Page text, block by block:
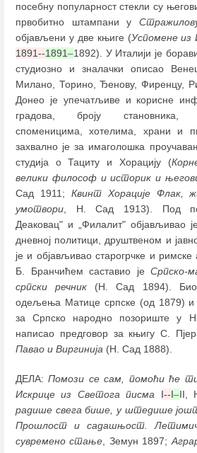
посебну популарност стекли су
првобитно штампани у
објављени у две књиге (Успомене из
1891--1891–1892). У Италији је
студиозно и зналачки описао
Милано, Торино, Ђенову, Фиренцу,
Донео је упечатљиве и корисне
градова, броју становника,
споменицима, хотелима, храни и
захвално је за имаголошка
студија о Тациту и Хорацију (
велики философ и историк и
Сад 1911; Квинт Хорације Флак,
умотвори, Н. Сад 1913). Под
Деаковац" и „Филалит" објављивао
дневној политици, друштвеном и
је и објављивао старогрчке и
Б. Бранчићем саставио је Српско-
српски речник (Н. Сад 1894). Био
одељења Матице српске (од 1879) и
за Српско народно позориште у
написао предговор за књигу С.
Павао и Виргинија (Н. Сад 1888).
ДЕЛА:Помози се сам, помоћи ће
Искрице из Светога писма
I--I–II,
радише свега бише, у штедише
Прошлост и садашњост.
сувремено стање , Земун 1897;